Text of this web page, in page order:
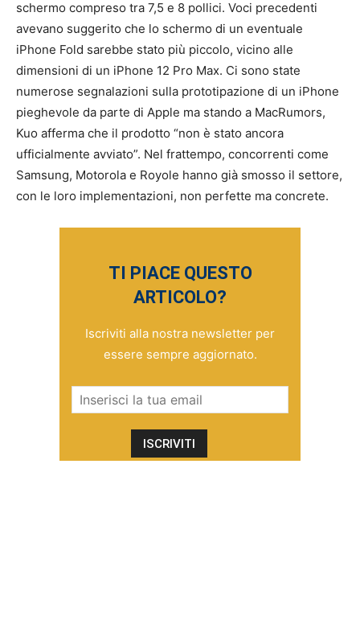
schermo compreso tra 7,5 e 8 pollici. Voci precedenti
avevano suggerito che lo schermo di un eventuale
iPhone Fold sarebbe stato più piccolo, vicino alle
dimensioni di un iPhone 12 Pro Max. Ci sono state
numerose segnalazioni sulla prototipazione di un iPhone
pieghevole da parte di Apple ma stando a MacRumors,
Kuo afferma che il prodotto “non è stato ancora
ufficialmente avviato”. Nel frattempo, concorrenti come
Samsung, Motorola e Royole hanno già smosso il settore,
con le loro implementazioni, non perfette ma concrete.
TI PIACE QUESTO
ARTICOLO?
Iscriviti alla nostra newsletter per
essere sempre aggiornato.